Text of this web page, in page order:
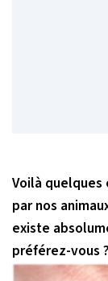
Voilà
par nos
existe
préférez-vous ?